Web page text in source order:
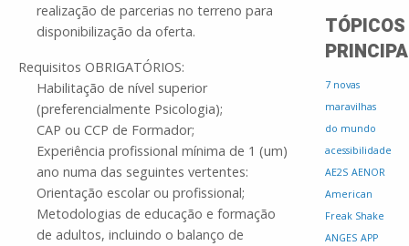
realização de parcerias no terreno para
disponibilização da oferta.
Requisitos OBRIGATÓRIOS:
Habilitação de nível superior
(preferencialmente Psicologia);
CAP ou CCP de Formador;
Experiência profissional mínima de 1 (um)
ano numa das seguintes vertentes:
Orientação escolar ou profissional;
Metodologias de educação e formação
de adultos, incluindo o balanço de
TÓPICOS
7 novas
maravilhas
do mundo
acessibilidade
AE2S AENOR
American
Freak Shake
ANGES APP